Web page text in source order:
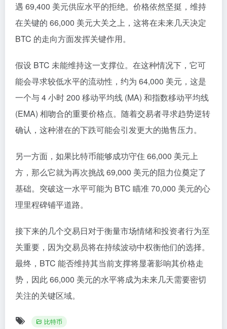
遇 69,400 美元供应水平的拒绝。价格依然坚挺，维持
在关键的 66,000 美元大关之上，这将在未来几天决定
BTC 的走向方面发挥关键作用。
假设 BTC 未能维持这一支撑位。在这种情况下，它可
能会寻求较低水平的流动性，约为 64,000 美元，这是
一个与 4 小时 200 移动平均线 (MA) 和指数移动平均线
(EMA) 相吻合的重要价格点。随着交易者寻求趋势逆转
确认，这种潜在的下跌可能会引发更大的抛售压力。
另一方面，如果比特币能够成功守住 66,000 美元上
方，那么它就为再次挑战 69,000 美元的阻力位奠定了
基础。突破这一水平可能为 BTC 瞄准 70,000 美元的心
理里程碑铺平道路。
接下来的几个交易日对于衡量市场情绪和投资者行为至
关重要，因为交易员将在持续波动中权衡他们的选择。
最终，BTC 能否维持其当前支撑将显著影响其价格走
势，因此 66,000 美元的水平将成为未来几天需要密切
关注的关键区域。
比特币